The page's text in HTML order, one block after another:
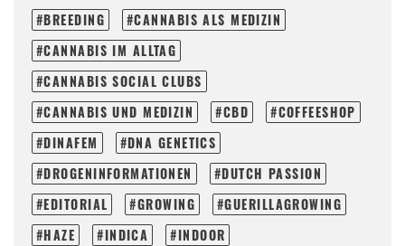
BREEDING
CANNABIS ALS MEDIZIN
CANNABIS IM ALLTAG
CANNABIS SOCIAL CLUBS
CANNABIS UND MEDIZIN
CBD
COFFEESHOP
DINAFEM
DNA GENETICS
DROGENINFORMATIONEN
DUTCH PASSION
EDITORIAL
GROWING
GUERILLAGROWING
HAZE
INDICA
INDOOR